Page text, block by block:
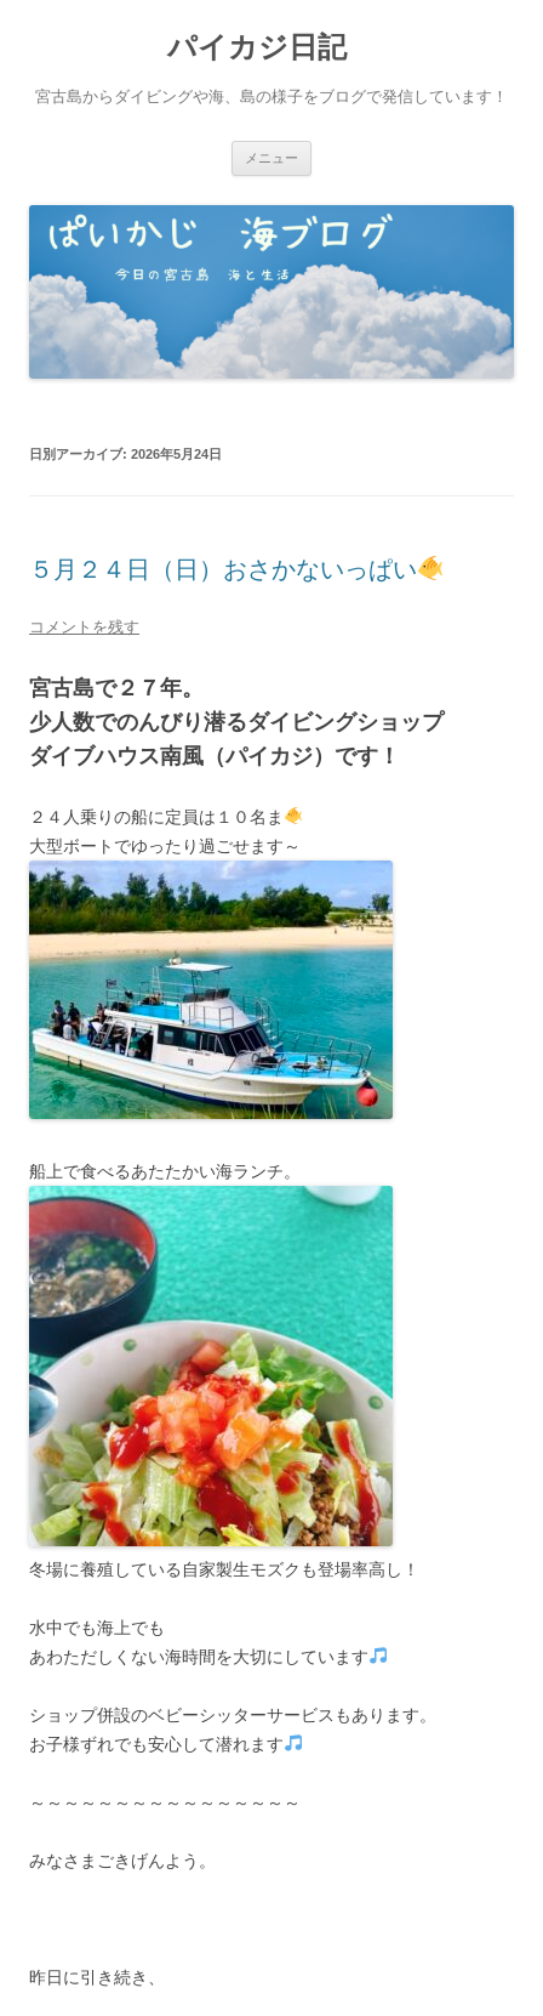
パイカジ日記
宮古島からダイビングや海、島の様子をブログで発信しています！
メニュー
ツ
へ
ス
キ
ッ
プ
日別アーカイブ: 2026年5月24日
５月２４日（日）おさかないっぱい
コメントを残す
宮古島で２７年。
少人数でのんびり潜るダイビングショップ
ダイブハウス南風（パイカジ）です！
２４人乗りの船に定員は１０名ま
大型ボートでゆったり過ごせます～
船上で食べるあたたかい海ランチ。
冬場に養殖している自家製生モズクも登場率高し！
水中でも海上でも
あわただしくない海時間を大切にしています
ショップ併設のベビーシッターサービスもあります。
お子様ずれでも安心して潜れます
～～～～～～～～～～～～～～～～
みなさまごきげんよう。
昨日に引き続き、